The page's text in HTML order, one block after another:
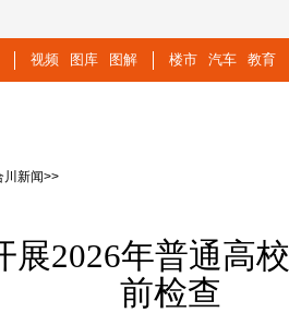
视频 图库 图解 楼市 汽车 教育
川新闻>>
展2026年普通高
前检查